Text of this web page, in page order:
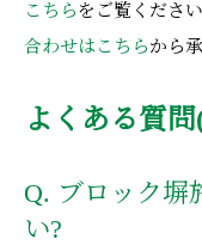
こちらをご覧くださ
合わせはこちらから
よくある質
Q. ブロック塀
い?